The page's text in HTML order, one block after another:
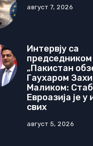
август 7, 2026
Интервју са
„Пакистан
Гаухаром
Маликом:
Евроазија је у
свих
август 5, 2026